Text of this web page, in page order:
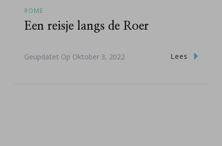
ROME
Een reisje langs de Roer
Geüpdatet Op Oktober 3, 2022 Lees